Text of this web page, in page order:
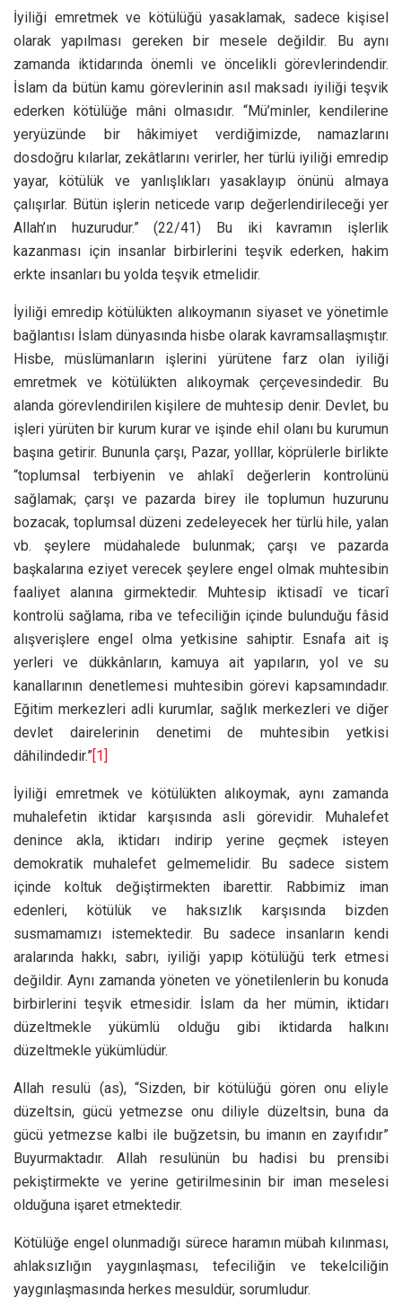
İyiliği emretmek ve kötülüğü yasaklamak, sadece kişisel
olarak yapılması gereken bir mesele değildir. Bu aynı
zamanda iktidarında önemli ve öncelikli görevlerindendir.
İslam da bütün kamu görevlerinin asıl maksadı iyiliği teşvik
ederken kötülüğe mâni olmasıdır. “Mü’minler, kendilerine
yeryüzünde bir hâkimiyet verdiğimizde, namazlarını
dosdoğru kılarlar, zekâtlarını verirler, her türlü iyiliği emredip
yayar, kötülük ve yanlışlıkları yasaklayıp önünü almaya
çalışırlar. Bütün işlerin neticede varıp değerlendirileceği yer
Allah’ın huzurudur.” (22/41) Bu iki kavramın işlerlik
kazanması için insanlar birbirlerini teşvik ederken, hakim
erkte insanları bu yolda teşvik etmelidir.
İyiliği emredip kötülükten alıkoymanın siyaset ve yönetimle
bağlantısı İslam dünyasında hisbe olarak kavramsallaşmıştır.
Hisbe, müslümanların işlerini yürütene farz olan iyiliği
emretmek ve kötülükten alıkoymak çerçevesindedir. Bu
alanda görevlendirilen kişilere de muhtesip denir. Devlet, bu
işleri yürüten bir kurum kurar ve işinde ehil olanı bu kurumun
başına getirir. Bununla çarşı, Pazar, yolllar, köprülerle birlikte
“toplumsal terbiyenin ve ahlakî değerlerin kontrolünü
sağlamak; çarşı ve pazarda birey ile toplumun huzurunu
bozacak, toplumsal düzeni zedeleyecek her türlü hile, yalan
vb. şeylere müdahalede bulunmak; çarşı ve pazarda
başkalarına eziyet verecek şeylere engel olmak muhtesibin
faaliyet alanına girmektedir. Muhtesip iktisadî ve ticarî
kontrolü sağlama, riba ve tefeciliğin içinde bulunduğu fâsid
alışverişlere engel olma yetkisine sahiptir. Esnafa ait iş
yerleri ve dükkânların, kamuya ait yapıların, yol ve su
kanallarının denetlemesi muhtesibin görevi kapsamındadır.
Eğitim merkezleri adli kurumlar, sağlık merkezleri ve diğer
devlet dairelerinin denetimi de muhtesibin yetkisi
dâhilindedir.”[1]
İyiliği emretmek ve kötülükten alıkoymak, aynı zamanda
muhalefetin iktidar karşısında asli görevidir. Muhalefet
denince akla, iktidarı indirip yerine geçmek isteyen
demokratik muhalefet gelmemelidir. Bu sadece sistem
içinde koltuk değiştirmekten ibarettir. Rabbimiz iman
edenleri, kötülük ve haksızlık karşısında bizden
susmamamızı istemektedir. Bu sadece insanların kendi
aralarında hakkı, sabrı, iyiliği yapıp kötülüğü terk etmesi
değildir. Aynı zamanda yöneten ve yönetilenlerin bu konuda
birbirlerini teşvik etmesidir. İslam da her mümin, iktidarı
düzeltmekle yükümlü olduğu gibi iktidarda halkını
düzeltmekle yükümlüdür.
Allah resulü (as), “Sizden, bir kötülüğü gören onu eliyle
düzeltsin, gücü yetmezse onu diliyle düzeltsin, buna da
gücü yetmezse kalbi ile buğzetsin, bu imanın en zayıfıdır”
Buyurmaktadır. Allah resulünün bu hadisi bu prensibi
pekiştirmekte ve yerine getirilmesinin bir iman meselesi
olduğuna işaret etmektedir.
Kötülüğe engel olunmadığı sürece haramın mübah kılınması,
ahlaksızlığın yaygınlaşması, tefeciliğin ve tekelciliğin
yaygınlaşmasında herkes mesuldür, sorumludur.